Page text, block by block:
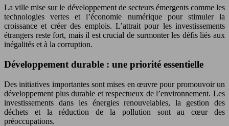
La ville mise sur le développement de secteurs émergents comme les
technologies vertes et l’économie numérique pour stimuler la
croissance et créer des emplois. L’attrait pour les investissements
étrangers reste fort, mais il est crucial de surmonter les défis liés aux
inégalités et à la corruption.
Développement durable : une priorité essentielle
Des initiatives importantes sont mises en œuvre pour promouvoir un
développement plus durable et respectueux de l’environnement. Les
investissements dans les énergies renouvelables, la gestion des
déchets et la réduction de la pollution sont au cœur des
préoccupations.